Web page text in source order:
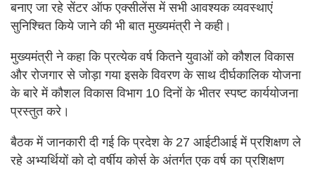
बनाए जा रहे सेंटर ऑफ एक्सीलेंस में सभी आवश्यक व्यवस्थाएं
सुनिश्चित किये जाने की भी बात मुख्यमंत्री ने कही।
मुख्यमंत्री ने कहा कि प्रत्येक वर्ष कितने युवाओं को कौशल विकास
और रोजगार से जोड़ा गया इसके विवरण के साथ दीर्घकालिक योजना
के बारे में कौशल विकास विभाग 10 दिनों के भीतर स्पष्ट कार्ययोजना
प्रस्तुत करे।
बैठक में जानकारी दी गई कि प्रदेश के 27 आईटीआई में प्रशिक्षण ले
रहे अभ्यर्थियों को दो वर्षीय कोर्स के अंतर्गत एक वर्ष का प्रशिक्षण